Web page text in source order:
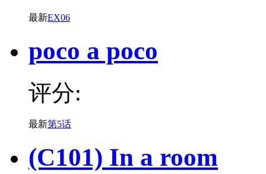
最新EX06
poco a poco
评分:
最新第5话
(C101) In a room